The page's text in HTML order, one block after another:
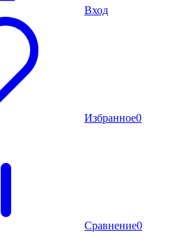
Вход
Избранное0
Сравнение0